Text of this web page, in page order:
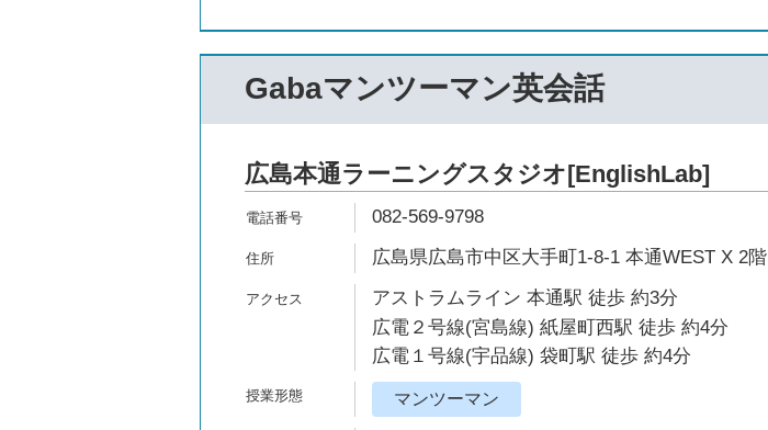
Gabaマンツーマン英会話
広島本通ラーニングスタジオ[EnglishLab]
082-569-9798
広島県広島市中区大手町1-8-1 本通WEST X 2階
アストラムライン 本通駅 徒歩 約3分
広電２号線(宮島線) 紙屋町西駅 徒歩 約4分
広電１号線(宇品線) 袋町駅 徒歩 約4分
マンツーマン